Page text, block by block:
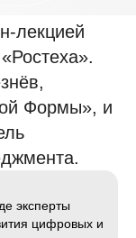
лекцией
Формы», и
эксперты
цифровых и